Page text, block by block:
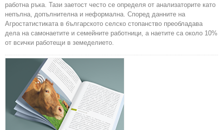
работна ръка. Тази заетост често се определя от анализаторите като
непълна, допълнителна и неформална. Според данните на
Агростатистиката в българското селско стопанство преобладава
дела на самонаетите и семейните работници, а наетите са около 10%
от всички работещи в земеделието.